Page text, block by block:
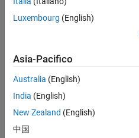
Luxembourg (English)
Asia-Pacifico
Australia (English)
India (English)
New Zealand (English)
中国